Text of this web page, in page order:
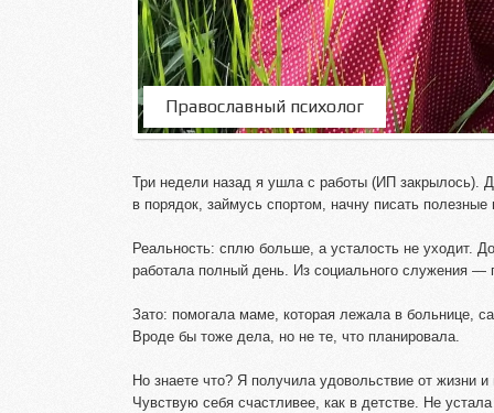
Православный психолог
Три недели назад я ушла с работы (ИП закрылось).
в порядок, займусь спортом, начну писать полезные
Реальность: сплю больше, а усталость не уходит.
работала полный день. Из социального служения —
Зато: помогала маме, которая лежала в больнице,
Вроде бы тоже дела, но не те, что планировала.
Но знаете что? Я получила удовольствие от жизни
Чувствую себя счастливее, как в детстве. Не